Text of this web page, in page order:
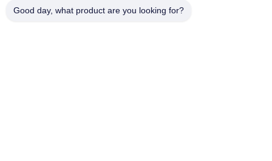
Good day, what product are you looking for?